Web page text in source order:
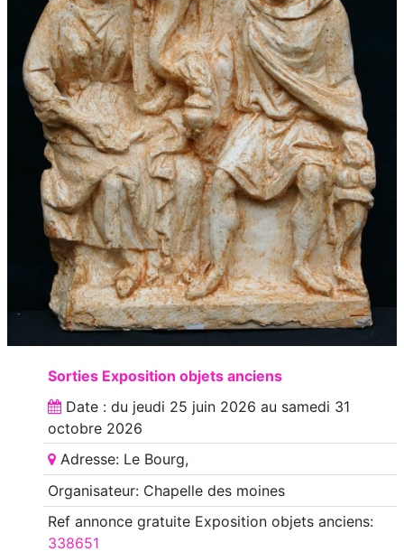
Sorties Exposition objets anciens
Date : du jeudi 25 juin 2026 au samedi 31
octobre 2026
Adresse: Le Bourg,
Organisateur: Chapelle des moines
Ref annoncegratuite Exposition objets anciens:
338651